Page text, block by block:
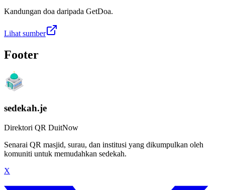
Kandungan doa daripada GetDoa.
Lihat sumber
Footer
sedekah.je
Direktori QR DuitNow
Senarai QR masjid, surau, dan institusi yang dikumpulkan oleh
komuniti untuk memudahkan sedekah.
X